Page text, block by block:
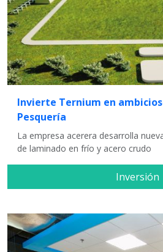
Invierte Ternium en
Pesquería
La empresa acerera desarrolla
de laminado en frío y acero crudo
Inversión